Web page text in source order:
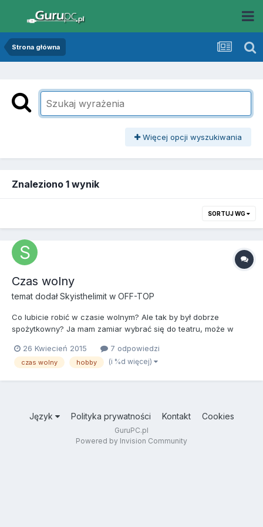
Strona główna
Więcej opcji wyszukiwania
Znaleziono 1 wynik
SORTUJ WG
Czas wolny
temat dodałSkyisthelimit w OFF-TOP
Co lubicie robić w czasie wolnym? Ale tak by był dobrze
spożytkowny? Ja mam zamiar wybrać się do teatru, może w
dobrą obsadą Bilet zamierzam kupić przez nowo odkryty portal
https://www.tiketto.pl/
26 Kwiecień 2015 7 odpowiedzi
czas wolny hobby (i %d więcej)
Język Polityka prywatności Kontakt Cookies
GuruPC.pl
Powered by Invision Community